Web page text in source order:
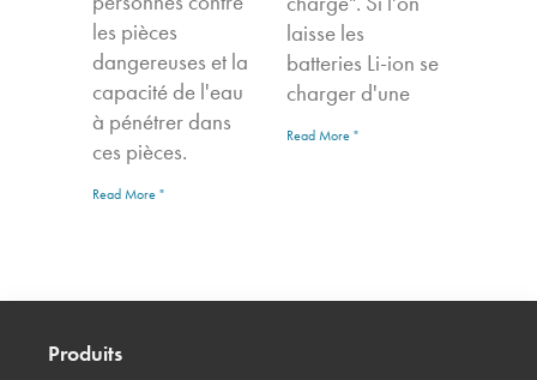
les pièces
dangereuses et la
capacité de l'eau
à pénétrer dans
ces pièces.
Read More "
laisse les
batteries Li-ion se
charger d'une
Read More "
Produits